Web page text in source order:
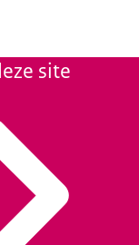
site